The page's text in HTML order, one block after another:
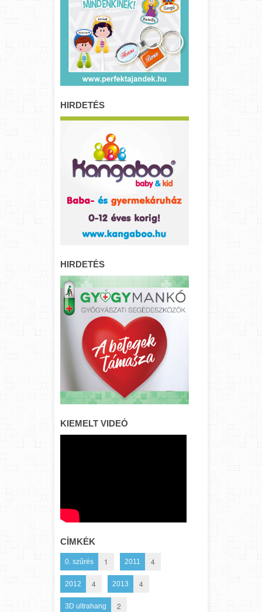
HIRDETÉS
HIRDETÉS
KIEMELT VIDEÓ
CÍMKÉK
0. szűrés 1 2011 4
2012 4 2013 4
3D ultrahang 2